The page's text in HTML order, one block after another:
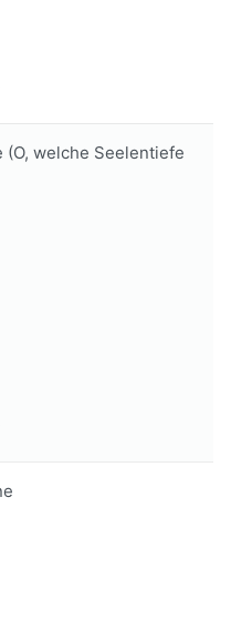
(O, welche Seelentiefe